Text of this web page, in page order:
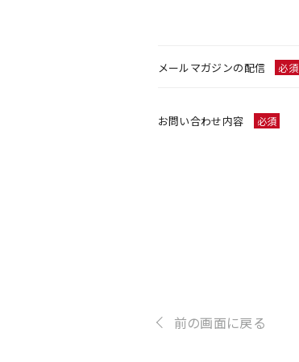
メールマガジンの配信 必須
お問い合わせ内容 必須
前の画面に戻る